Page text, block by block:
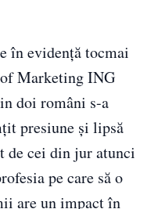
în evidență tocmai
Marketing ING
doi români s-a
presiune și lipsă
de cei din jur atunci
pe care să o
are un impact în